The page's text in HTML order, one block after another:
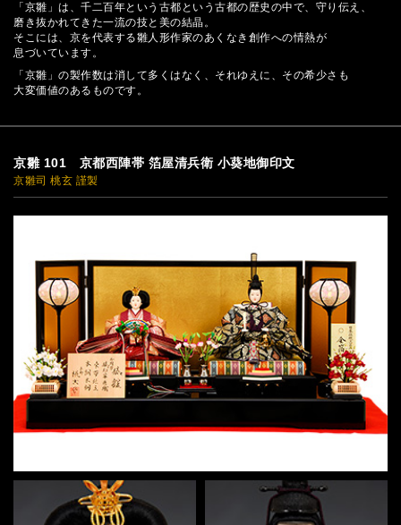
「京雛」は、千二百年という古都という古都の歴史の中で、守り伝え、
磨き抜かれてきた一流の技と美の結晶。
そこには、京を代表する雛人形作家のあくなき創作への情熱が
息づいています。
「京雛」の製作数は消して多くはなく、それゆえに、その希少さも
大変価値のあるものです。
京雛 101 京都西陣帯 箔屋清兵衛 小葵地御印文
京雛司 桃玄 謹製